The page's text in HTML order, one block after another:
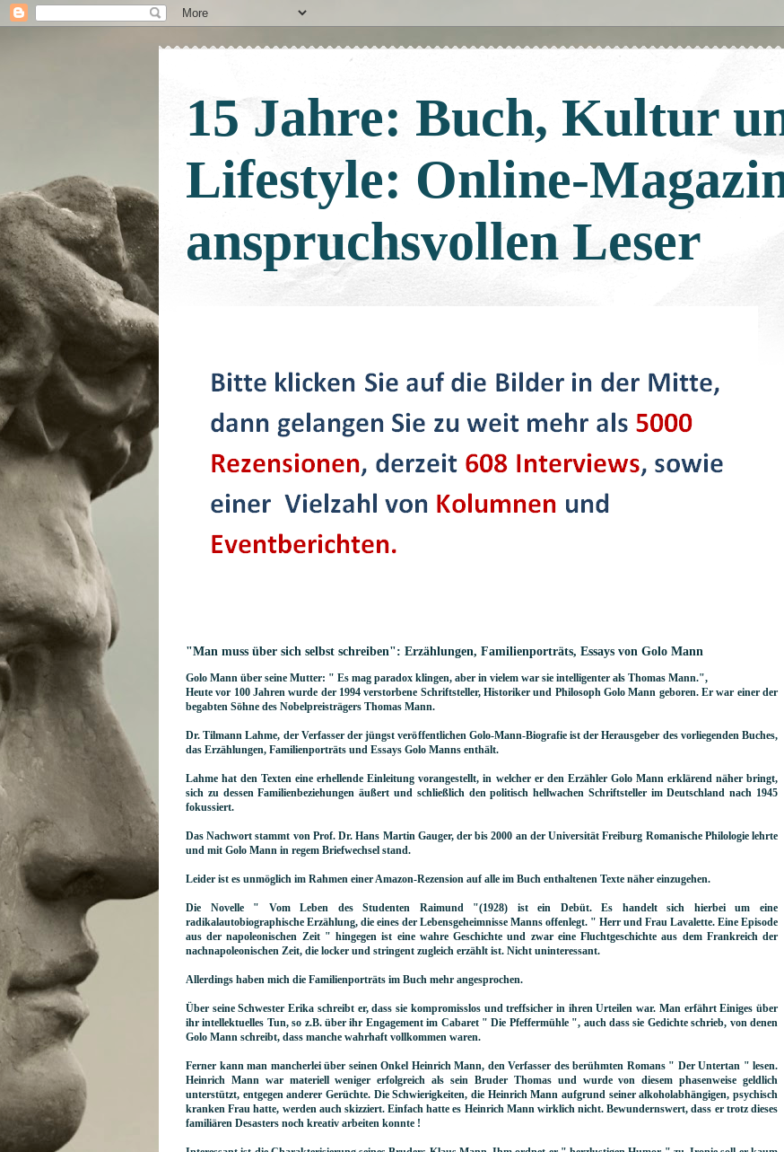
15 Jahre: Buch, Kultur
Lifestyle: Online-
anspruchsvollen Leser
"Man muss über sich selbst schreiben": Erzählungen, Familienporträts, Essays von Golo Mann
Golo Mann über seine Mutter: " Es mag paradox klingen, aber in vielem war sie intelligenter als Thomas Mann.",
Heute vor 100 Jahren wurde der 1994 verstorbene Schriftsteller, Historiker und Philosoph Golo Mann geboren. Er war einer der
begabten Söhne des Nobelpreisträgers Thomas Mann.
Dr. Tilmann Lahme, der Verfasser der jüngst veröffentlichen Golo-Mann-Biografie ist der Herausgeber des vorliegenden Buches,
das Erzählungen, Familienporträts und Essays Golo Manns enthält.
Lahme hat den Texten eine erhellende Einleitung vorangestellt, in welcher er den Erzähler Golo Mann erklärend näher bringt,
sich zu dessen Familienbeziehungen äußert und schließlich den politisch hellwachen Schriftsteller im Deutschland nach 1945
fokussiert.
Das Nachwort stammt von Prof. Dr. Hans Martin Gauger, der bis 2000 an der Universität Freiburg Romanische Philologie lehrte
und mit Golo Mann in regem Briefwechsel stand.
Leider ist es unmöglich im Rahmen einer Amazon-Rezension auf alle im Buch enthaltenen Texte näher einzugehen.
Die Novelle " Vom Leben des Studenten Raimund "(1928) ist ein Debüt. Es handelt sich hierbei um eine
radikalautobiographische Erzählung, die eines der Lebensgeheimnisse Manns offenlegt. " Herr und Frau Lavalette. Eine Episode
aus der napoleonischen Zeit " hingegen ist eine wahre Geschichte und zwar eine Fluchtgeschichte aus dem Frankreich der
nachnapoleonischen Zeit, die locker und stringent zugleich erzählt ist. Nicht uninteressant.
Allerdings haben mich die Familienporträts im Buch mehr angesprochen.
Über seine Schwester Erika schreibt er, dass sie kompromisslos und treffsicher in ihren Urteilen war. Man erfährt Einiges über
ihr intellektuelles Tun, so z.B. über ihr Engagement im Cabaret " Die Pfeffermühle ", auch dass sie Gedichte schrieb, von denen
Golo Mann schreibt, dass manche wahrhaft vollkommen waren.
Ferner kann man mancherlei über seinen Onkel Heinrich Mann, den Verfasser des berühmten Romans " Der Untertan " lesen.
Heinrich Mann war materiell weniger erfolgreich als sein Bruder Thomas und wurde von diesem phasenweise geldlich
unterstützt, entgegen anderer Gerüchte. Die Schwierigkeiten, die Heinrich Mann aufgrund seiner alkoholabhängigen, psychisch
kranken Frau hatte, werden auch skizziert. Einfach hatte es Heinrich Mann wirklich nicht. Bewundernswert, dass er trotz dieses
familiären Desasters noch kreativ arbeiten konnte !